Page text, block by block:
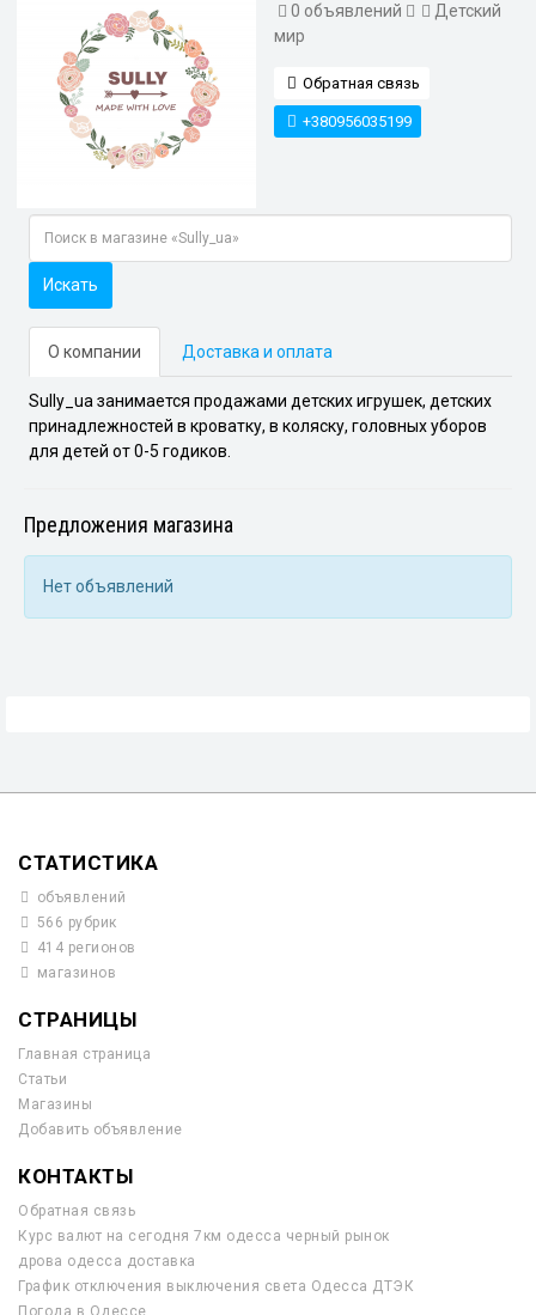
0 объявлений
Детский
мир
Обратная связь
+380956035199
Искать
О компании Доставка и оплата
Sully_ua занимается продажами детских игрушек, детских
принадлежностей в кроватку, в коляску, головных уборов
для детей от 0-5 годиков.
Предложения магазина
Нет объявлений
СТАТИСТИКА
объявлений
566 рубрик
414 регионов
магазинов
СТРАНИЦЫ
Главная страница
Статьи
Магазины
Добавить объявление
КОНТАКТЫ
Обратная связь
Курс валют на сегодня 7км одесса черный рынок
дрова одесса доставка
График отключения выключения света Одесса ДТЭК
Погода в Одессе